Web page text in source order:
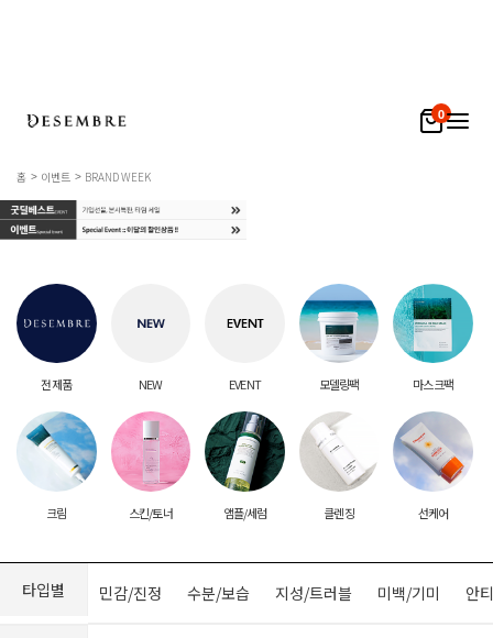
0
홈 이벤트 BRAND WEEK
전 제품 NEW EVENT 모델링팩 마스크팩
크림 스킨/토너 앰플/세럼 클렌징 선케어
타입별 민감/진정 수분/보습 지성/트러블 미백/기미 안